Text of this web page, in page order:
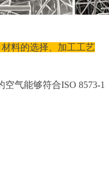
料的选择、加工工艺
能够符合ISO 8573-